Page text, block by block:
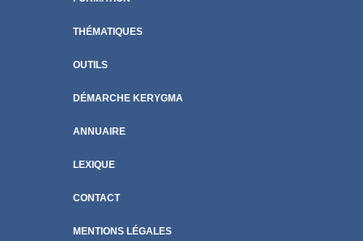
THÉMATIQUES
OUTILS
DÉMARCHE KERYGMA
ANNUAIRE
LEXIQUE
CONTACT
MENTIONS LÉGALES